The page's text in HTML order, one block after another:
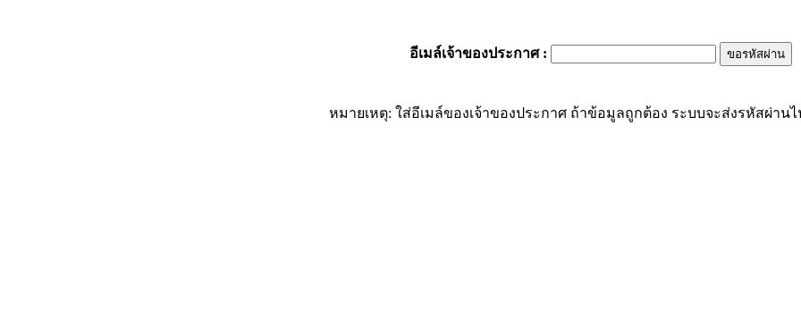
อีเมล์เจ้าของประกาศ:
หมายเหตุ: ใส่อีเมล์ของเจ้าของประกาศ ถ้าข้อมูลถูกต้อง ระบบจะส่งรหัสผ่าน